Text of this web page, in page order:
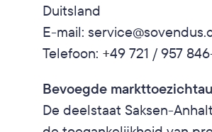
Duitsland
E-mail:
Telefoon: +49 721 / 957
Bevoegde
De deelstaat Saksen-